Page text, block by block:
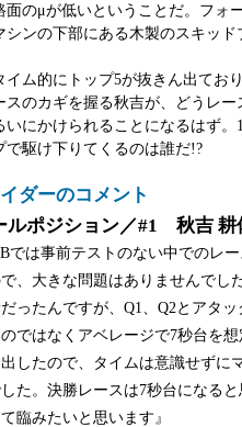
面のμが低いということだ。フォ
シンの下部にある木製のスキッ
ム的にトップ5が抜きん出てお
スのカギを握る秋吉が、どうレ
いにかけられることになるはず
で駆け下りてくるのは誰だ!?
ダーのコメント
ルポジション／#1 秋吉 耕
では事前テストのない中でのレ
、大きな問題はありませんでし
ったんですが、Q1、Q2とアタ
ではなくアベレージで7秒台を
出したので、タイムは意識せずに
した。決勝レースは7秒台になる
臨みたいと思います』